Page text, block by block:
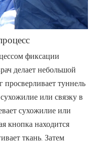
фиксации
делает небольшой
просверливает туннель
или связку в
сухожилие или
кнопка находится
ткань. Затем